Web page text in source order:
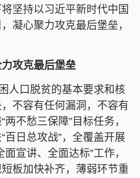
坚持以习近平新时代中国
凝心聚力攻克最后堡垒，
攻克最后堡垒
口脱贫的基本要求和核
不容有任何漏洞，不容有
不愁三保障”目标任务，
百日总攻战”，全覆盖开展
宣讲、全面达标”工作，
板加快补齐，薄弱环节重